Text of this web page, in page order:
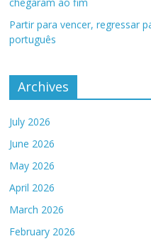
Partir para vencer, regressar
português
Archives
July 2026
June 2026
May 2026
April 2026
March 2026
February 2026